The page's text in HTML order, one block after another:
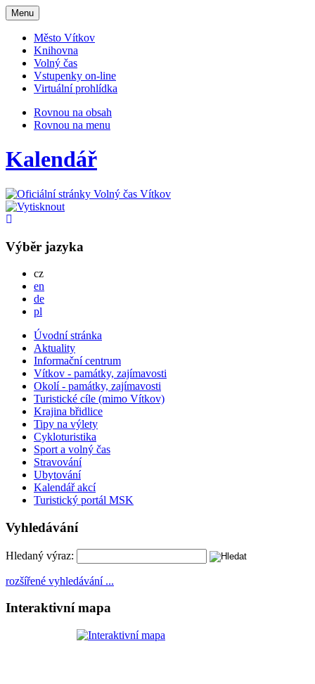
Otevřit
navigaci
Menu
Město Vítkov
Knihovna
Volný čas
Vstupenky on-line
Virtuální prohlídka
Rovnou na obsah
Rovnou na menu
Kalendář
Výběr jazyka
czČesky
en
deDeutsch
pl
Úvodní stránka
Aktuality
Informační centrum
Vítkov - památky, zajímavosti
Okolí - památky, zajímavosti
Turistické cíle (mimo Vítkov)
Krajina břidlice
Tipy na výlety
Cykloturistika
Sport a volný čas
Stravování
Ubytování
Kalendář akcí
Turistický portál MSK
Vyhledávání
Hledaný výraz:
rozšířené vyhledávání ...
Interaktivní mapa